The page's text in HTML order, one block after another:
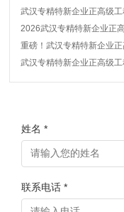
武汉专精特新企业正高级
2026武汉专精特新企业正
重磅！武汉专精特新企业
武汉专精特新企业正高级
姓名 *
联系电话 *